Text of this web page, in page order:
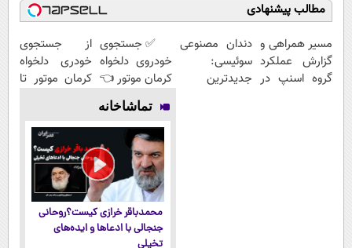
مطالب پیشنهادی
مسیر همراهی و
گزارش عملکرد
گروه اسنپ در
دندان مصنوعی
سوئیسی:
جدیدترین
✅ جستجوی
خودروی دلخواه
کرمان موتور 👈
فروش ساده،
بی واسطه و
مستقیم
از جستجوی
خودری دلخواه
کرمان موتور تا
واسطه و
مستقیم
تماشاخانه
محمدباقر خرازی کیست؟روحانی
جنجالی با ادعاها و ایده‌های
تخیلی